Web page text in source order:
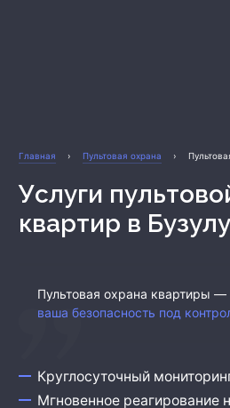
Охрана дома
Охрана бизнеса
Главная › Пультовая охрана ›
Услуги пультовой охраны
квартир в
Пультовая охрана квартиры —
ваша безопасность под
Круглосуточный
Мгновенное реагирование